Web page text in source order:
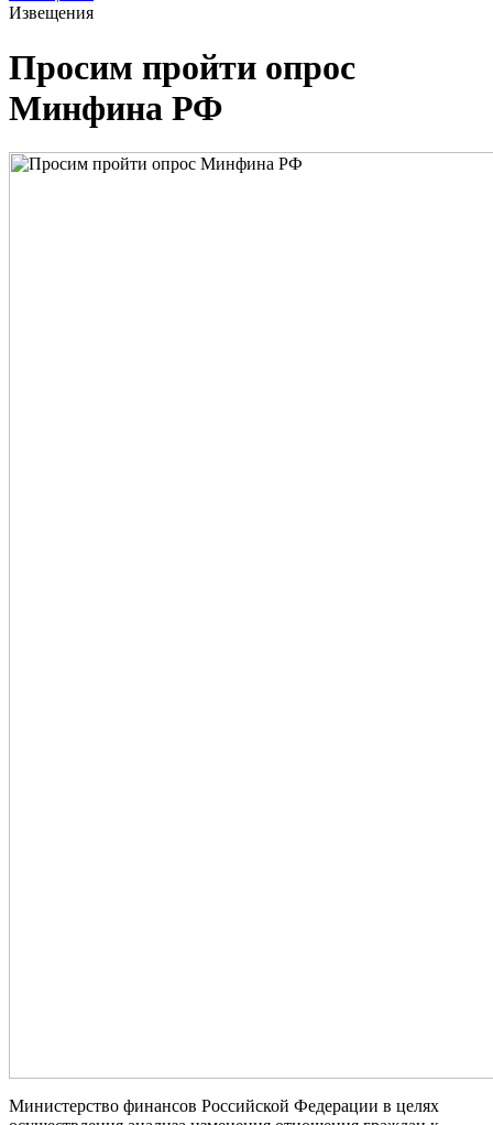
Извещения
Просим пройти опрос
Минфина РФ
Министерство финансов Российской Федерации в целях